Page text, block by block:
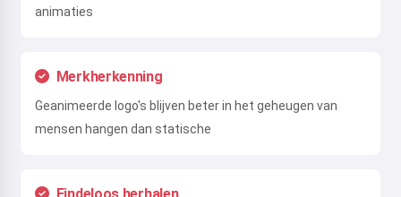
animaties
Merkherkenning
Geanimeerde logo's blijven beter in het geheugen van
mensen hangen dan statische